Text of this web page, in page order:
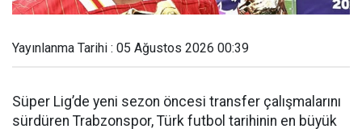
Yayınlanma Tarihi : 05 Ağustos 2026 00:39
Süper Lig’de yeni sezon öncesi transfer çalışmalarını
sürdüren Trabzonspor, Türk futbol tarihinin en büyük